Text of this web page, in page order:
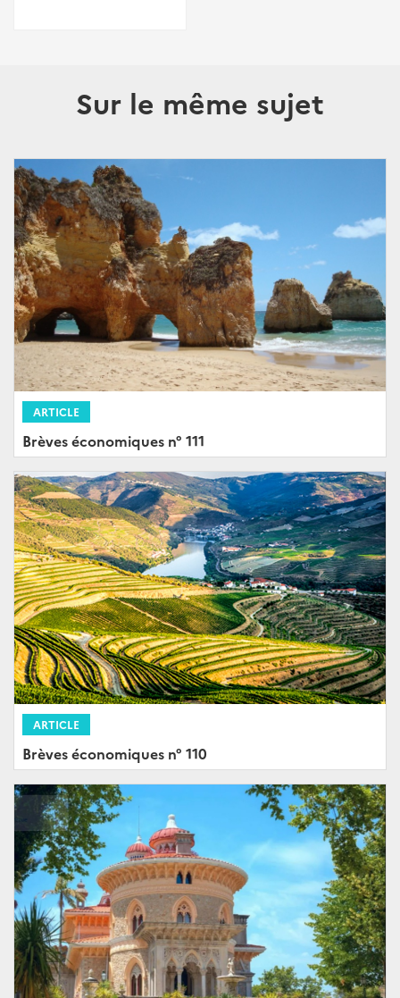
Sur le même sujet
ARTICLE
Brèves économiques n° 111
ARTICLE
Brèves économiques n° 110